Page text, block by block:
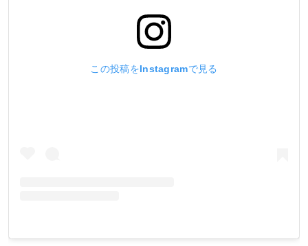
この投稿をInstagramで見る